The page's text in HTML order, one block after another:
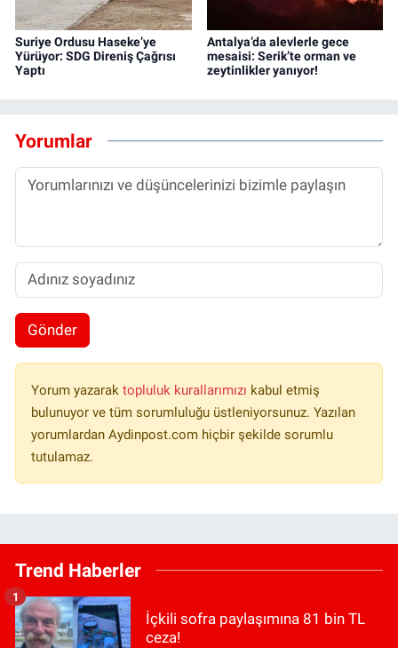
Suriye Ordusu Haseke’ye
Yürüyor: SDG Direniş Çağrısı
Yaptı
Antalya’da alevlerle gece
mesaisi: Serik’te orman ve
zeytinlikler yanıyor!
Yorumlar
Gönder
Yorum yazarak topluluk kurallarımızı kabul etmiş
bulunuyor ve tüm sorumluluğu üstleniyorsunuz. Yazılan
yorumlardan Aydinpost.com hiçbir şekilde sorumlu
tutulamaz.
Trend Haberler
İçkili sofra paylaşımına 81 bin TL
ceza!
1